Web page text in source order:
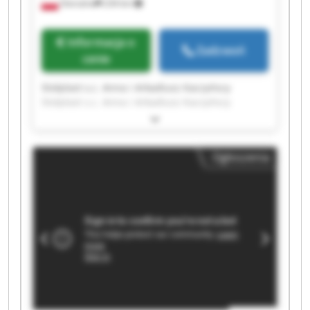
Ostrożne 234 km
Informacja o
cenie
Zadzwoń
Stolplast s.c. Anna i Arkadiusz Kaczyńscy
Stolplast s.c. Anna i Arkadiusz Kaczyńscy
Stolplast s.c. Anna i Arkadiusz Kaczyńscy
Stolplast s.c. Anna i Arkadiusz Kaczyńscy
Stolplast s.c. Anna i Arkadiusz Kaczyńscy
Stolplast s.c. Anna i Arkadiusz Kaczyńscy
Stolplast s.c. Anna i Arkadiusz Kaczyńscy
Stolplast s.c. Anna i Arkadiusz Kaczyńscy
Ogłoszenia